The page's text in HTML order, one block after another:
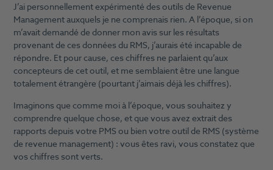
J’ai personnellement expérimenté des outils de Revenue
Management auxquels je ne comprenais rien. A l’époque, si on
m’avait demandé de donner mon avis sur les résultats
provenant de ces données du RMS, j’aurais été incapable de
répondre. Et pour cause, ces chiffres ne parlaient qu’aux
concepteurs de cet outil, et me semblaient être une langue
totalement étrangère (pourtant j’aimais déjà les chiffres).
Imaginons que comme moi à l’époque, vous souhaitez y
comprendre quelque chose, et que vous avez extrait des
rapports depuis votre PMS ou bien votre outil de RMS (système
de revenue management) : vous êtes ravi, vous constatez que
vos chiffres sont verts.